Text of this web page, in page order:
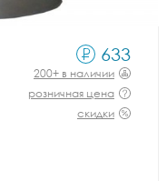
633
200+ в наличии
розничная цена
скидки